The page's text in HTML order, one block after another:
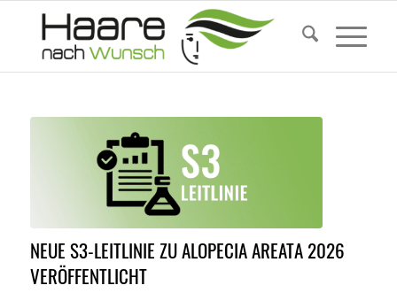
NEUE S3-LEITLINIE ZU ALOPECIA AREATA 2026
VERÖFFENTLICHT